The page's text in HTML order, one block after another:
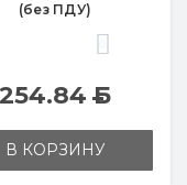
(без ПДУ)
254.84Б
В КОРЗИНУ